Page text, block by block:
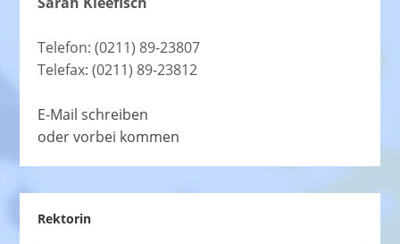
Telefon: (0211) 89-23807
Telefax: (0211) 89-23812
E-Mail schreiben
oder vorbei kommen
Rektorin